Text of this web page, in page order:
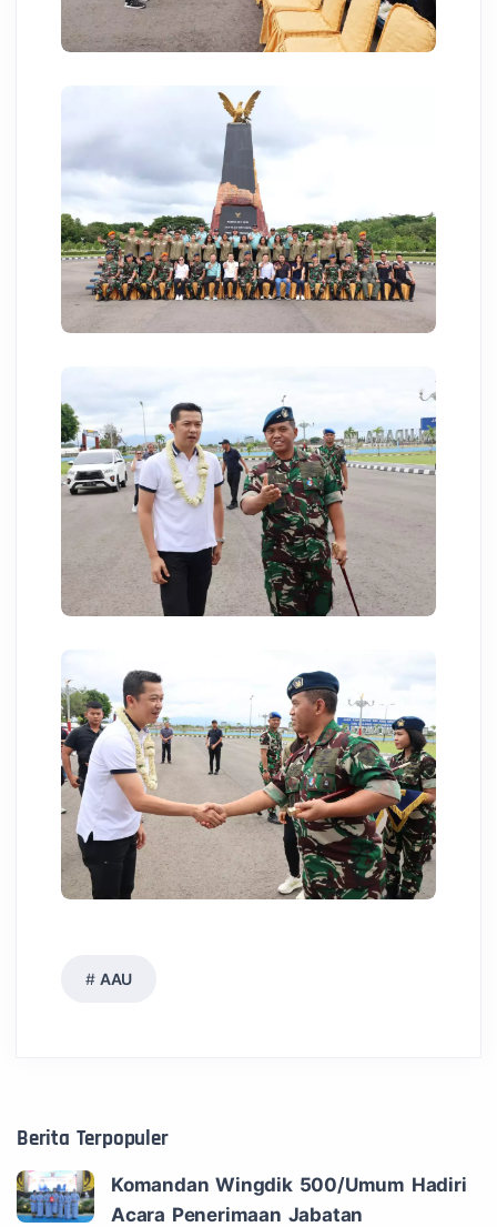
AAU
Berita Terpopuler
Komandan Wingdik 500/Umum Hadiri
Acara Penerimaan Jabatan